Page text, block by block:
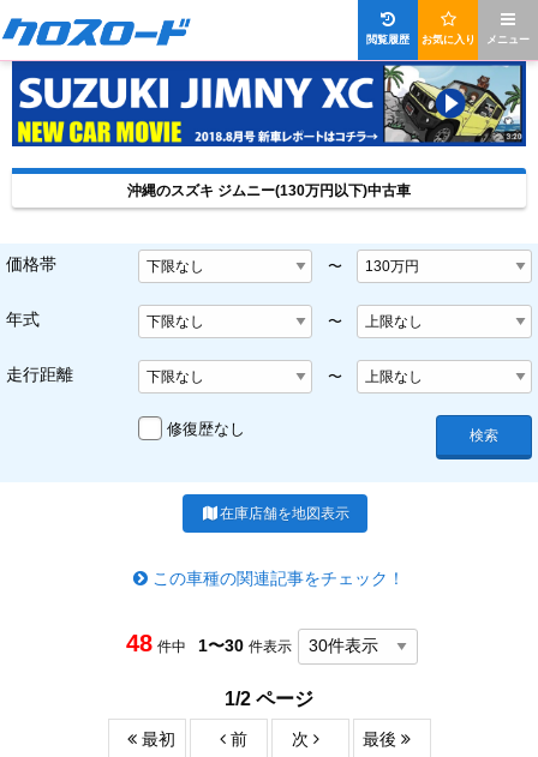
メニュー
お気に入り
閲覧履歴
沖縄のスズキ ジムニー(130万円以下)中古車
価格帯 〜
年式 〜
走行距離 〜
修復歴なし 検索
在庫店舗を地図表示
この車種の関連記事をチェック！
48 件中 1〜30 件表示
1/2 ページ
最初 前 次 最後